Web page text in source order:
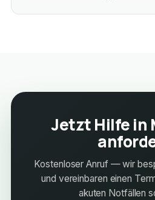
Jetzt Hilfe in
Kostenloser Anruf — wir
und vereinbaren einen
akuten Notfällen